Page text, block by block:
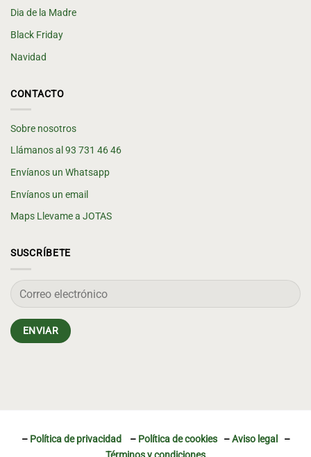
Dia de la Madre
Black Friday
Navidad
CONTACTO
Sobre nosotros
Llámanos al 93 731 46 46
Envíanos un Whatsapp
Envíanos un email
Maps Llevame a JOTAS
SUSCRÍBETE
– Política de privacidad– Política de cookies–Aviso legal–